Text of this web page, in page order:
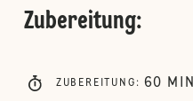
Zubereitung:
ZUBEREITUNG : 60 MIN